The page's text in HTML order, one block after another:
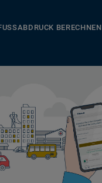
BERECHNEN